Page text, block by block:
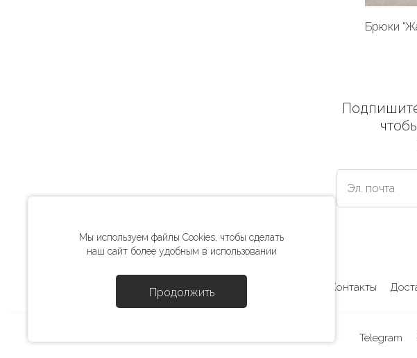
Брюки
Контакты
Telegram
Мы используем файлы Cookies, чтобы сделать
наш сайт более удобным в использовании
Продолжить